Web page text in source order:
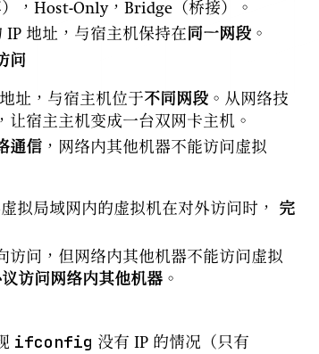
，Host-Only，Bridge（桥接）。
地址，与宿主机保持在同一网段 。
问
址，与宿主机位于不同网段 。从网络技
宿主主机变成一台双网卡主机。
通信 ，网络内其他机器不能访问虚拟
拟局域网内的虚拟机在对外访问时， 完
访问，但网络内其他机器不能访问虚拟
访问网络内其他机器 。
ifconfig 没有 IP 的情况（只有